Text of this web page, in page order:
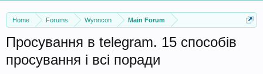
Home Forums Wynncon Main Forum
Просування в telegram. 15 способів
просування і всі поради